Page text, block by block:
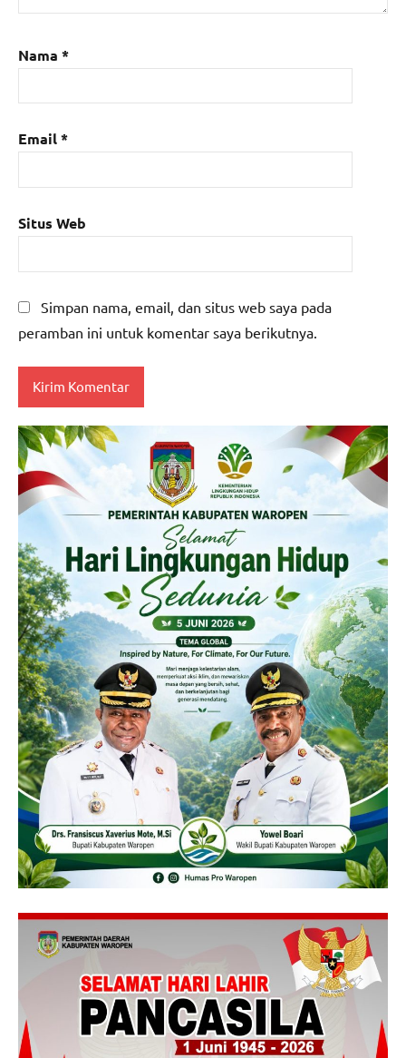
Nama *
Email*
Situs Web
Simpan nama, email, dan situs web saya pada
peramban ini untuk komentar saya berikutnya.